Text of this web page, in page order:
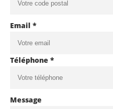
Email *
Téléphone *
Message